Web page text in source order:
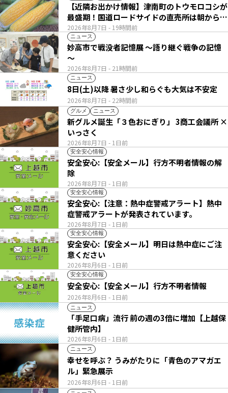
2026年8月7日 - 19時間前
【近隣お出かけ情報】津南町のトウモロコシが
最盛期！国道ロードサイドの直売所は朝から長
い列
ニュース
2026年8月7日 - 21時間前
妙高市で戦没者記憶展 ～語り継ぐ戦争の記憶
～
ニュース
2026年8月7日 - 22時間前
8日(土)以降 暑さ少し和らぐも大気は不安定
グルメ ニュース
2026年8月7日 - 1日前
新グルメ誕生「３色おにぎり」 3商工会議所 ×
いっさく
安全安心情報
2026年8月7日 - 1日前
安全安心:【安全メール】行方不明者情報の解
除
安全安心情報
2026年8月7日 - 1日前
安全安心:【注意：熱中症警戒アラート】熱中
症警戒アラートが発表されています。
安全安心情報
2026年8月6日 - 1日前
安全安心:【安全メール】明日は熱中症にご注
意ください
安全安心情報
2026年8月6日 - 1日前
安全安心:【安全メール】行方不明者情報
ニュース
2026年8月6日 - 1日前
「手足口病」流行 前の週の3倍に増加【上越保
健所管内】
ニュース
2026年8月6日 - 1日前
幸せを呼ぶ？ うみがたりに「青色のアマガエ
ル」緊急展示